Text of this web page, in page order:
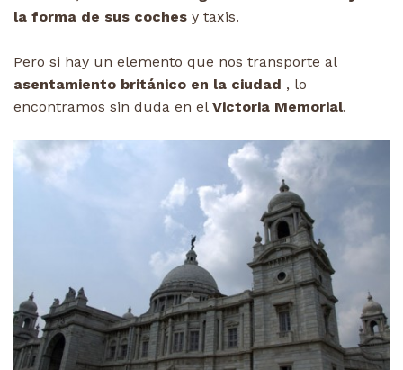
la forma de sus coches y taxis.
Pero si hay un elemento que nos transporte al
asentamiento británico en la ciudad , lo
encontramos sin duda en el Victoria Memorial.